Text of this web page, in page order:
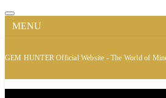
MENU
GEM HUNTER Official Website - The World of